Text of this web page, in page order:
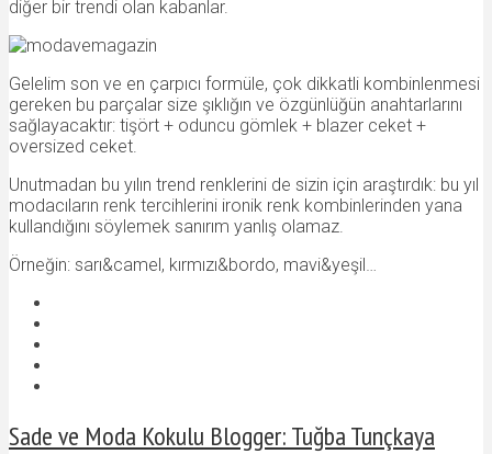
diğer bir trendi olan kabanlar.
Gelelim son ve en çarpıcı formüle, çok dikkatli kombinlenmesi
gereken bu parçalar size şıklığın ve özgünlüğün anahtarlarını
sağlayacaktır: tişört + oduncu gömlek + blazer ceket +
oversized ceket.
Unutmadan bu yılın trend renklerini de sizin için araştırdık: bu yıl
modacıların renk tercihlerini ironik renk kombinlerinden yana
kullandığını söylemek sanırım yanlış olamaz.
Örneğin: sarı&camel, kırmızı&bordo, mavi&yeşil…
Sade ve Moda Kokulu Blogger: Tuğba Tunçkaya